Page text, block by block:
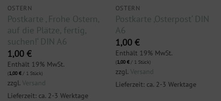
OSTERN
Postkarte ‚ Frohe Ostern,
auf die Plätze, fertig,
suchen!‘ DIN A6
1,00 €
Enthält 19% MwSt.
(1,00€/ 1 Stück)
zzgl. Versand
Lieferzeit: ca. 2-3 Werktage
OSTERN
Postkarte ‚Osterpost‘ DIN
A6
1,00 €
Enthält 19% MwSt.
(1,00€/ 1 Stück)
zzgl. Versand
Lieferzeit: ca. 2-3 Werktage